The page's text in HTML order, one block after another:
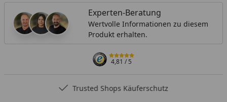
Experten-Beratung
Wertvolle Informationen zu diesem
Produkt erhalten.
4,81/ 5
Trusted Shops Käuferschutz